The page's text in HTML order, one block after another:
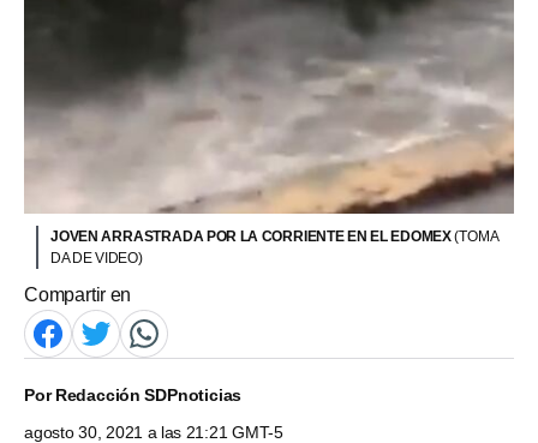
JOVEN ARRASTRADA POR LA CORRIENTE EN EL EDOMEX(TOMA
DA DE VIDEO)
Compartir en
PorRedacción SDPnoticias
agosto 30, 2021 a las 21:21 GMT-5